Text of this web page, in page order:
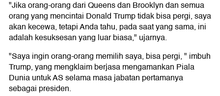
"Jika orang-orang dari Queens dan Brooklyn dan semua
orang yang mencintai Donald Trump tidak bisa pergi, saya
akan kecewa, tetapi Anda tahu, pada saat yang sama, ini
adalah kesuksesan yang luar biasa," ujarnya.
"Saya ingin orang-orang memilih saya, bisa pergi, " imbuh
Trump, yang mengklaim berjasa mengamankan Piala
Dunia untuk AS selama masa jabatan pertamanya
sebagai presiden.